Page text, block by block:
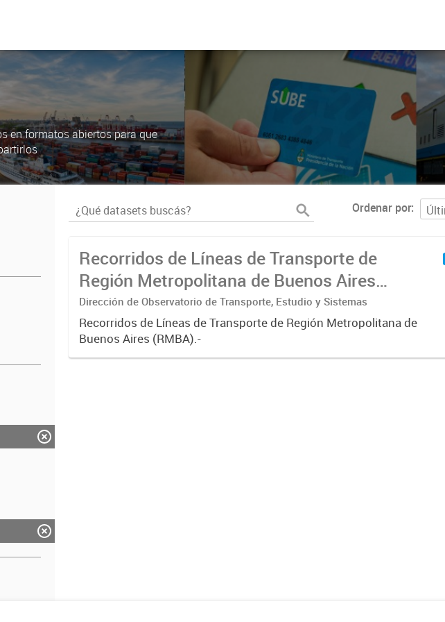
en formatos abiertos para que
Ordenar por
Recorridos de Líneas de Transporte de
Región Metropolitana de Buenos Aires
(RMBA)
Dirección de Observatorio de Transporte, Estudio y Sistemas
Recorridos de Líneas de Transporte de Región Metropolitana de
Buenos Aires (RMBA).-